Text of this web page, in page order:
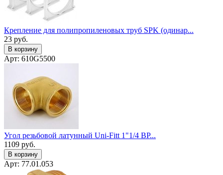
Крепление для полипропиленовых труб SPK (одинар...
23 руб.
В корзину
Арт: 610G5500
Угол резьбовой латунный Uni-Fitt 1"1/4 ВР...
1109 руб.
В корзину
Арт: 77.01.053